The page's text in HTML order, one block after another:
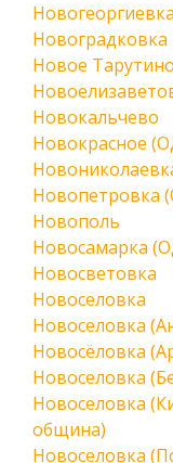
Новоградковка
Новое Тарутино
Новокальчево
Новокрасное
Новопетровка
Новополь
Новосамарка
Новосветовка
Новоселовка
Новоселовка
Новосёловка
Новоселовка
Новоселовка
община)
Новоселовка